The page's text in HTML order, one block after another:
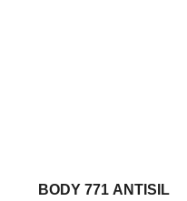
BODY 771 ANTISIL